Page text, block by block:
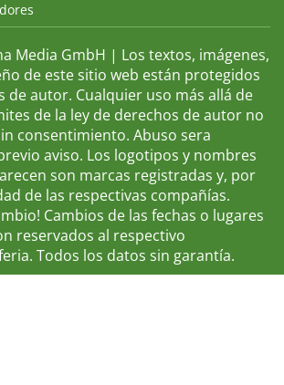
Media GmbH | Los textos, imágenes,
de este sitio web están protegidos
de autor. Cualquier uso más allá de
de la ley de derechos de autor no
consentimiento. Abuso sera
aviso. Los logotipos y nombres
son marcas registradas y, por
de las respectivas compañías.
Cambios de las fechas o lugares
reservados al respectivo
Todos los datos sin garantía.